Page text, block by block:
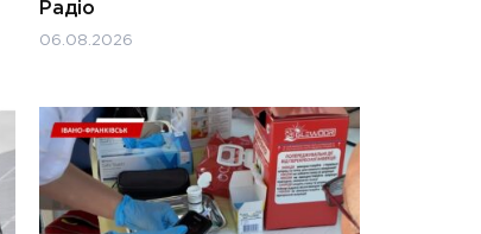
Радіо
06.08.2026